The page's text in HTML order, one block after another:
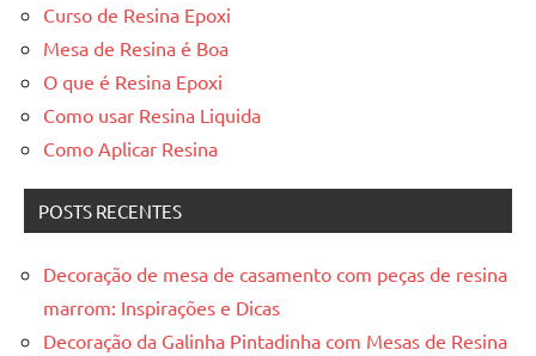
Curso de Resina Epoxi
Mesa de Resina é Boa
O que é Resina Epoxi
Como usar Resina Liquida
Como Aplicar Resina
POSTS RECENTES
Decoração de mesa de casamento com peças de resina
marrom: Inspirações e Dicas
Decoração da Galinha Pintadinha com Mesas de Resina